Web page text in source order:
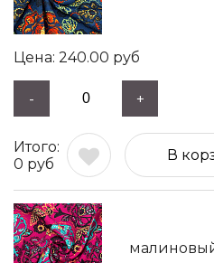
240.00 руб
- +
0 руб
В